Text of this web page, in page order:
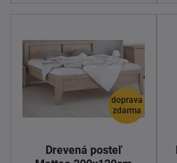
doprava
zdarma
Drevená posteľ